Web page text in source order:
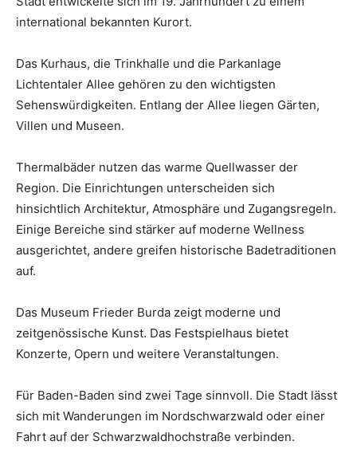
international bekannten Kurort.
Das Kurhaus, die Trinkhalle und die Parkanlage
Lichtentaler Allee gehören zu den wichtigsten
Sehenswürdigkeiten. Entlang der Allee liegen Gärten,
Villen und Museen.
Thermalbäder nutzen das warme Quellwasser der
Region. Die Einrichtungen unterscheiden sich
hinsichtlich Architektur, Atmosphäre und Zugangsregeln.
Einige Bereiche sind stärker auf moderne Wellness
ausgerichtet, andere greifen historische Badetraditionen
auf.
Das Museum Frieder Burda zeigt moderne und
zeitgenössische Kunst. Das Festspielhaus bietet
Konzerte, Opern und weitere Veranstaltungen.
Für Baden-Baden sind zwei Tage sinnvoll. Die Stadt lässt
sich mit Wanderungen im Nordschwarzwald oder einer
Fahrt auf der Schwarzwaldhochstraße verbinden.